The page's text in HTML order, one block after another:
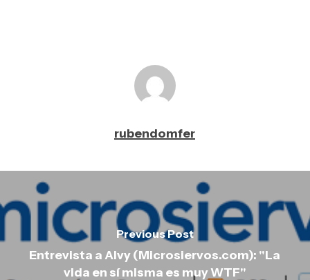
rubendomfer
Previous Post
Entrevista a Alvy (Microsiervos.com): "La
vida en sí misma es muy WTF"